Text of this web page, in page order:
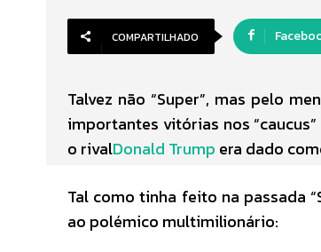
COMPARTILHADO
Talvez não “Super”, mas pelo
importantes vitórias nos
o rivalDonald Trump era dado
Tal como tinha feito na passada
ao polémico multimilionário: